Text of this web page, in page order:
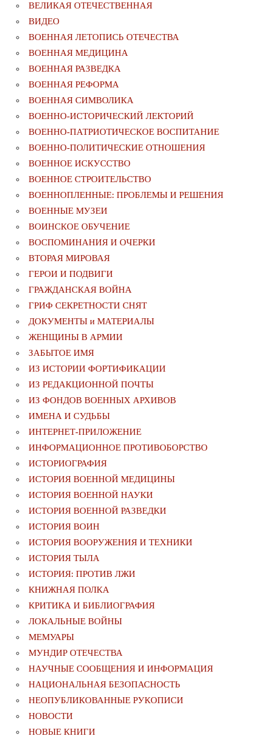
ВЕЛИКАЯ ОТЕЧЕСТВЕННАЯ
ВИДЕО
ВОЕННАЯ ЛЕТОПИСЬ ОТЕЧЕСТВА
ВОЕННАЯ МЕДИЦИНА
ВОЕННАЯ РАЗВЕДКА
ВОЕННАЯ РЕФОРМА
ВОЕННАЯ СИМВОЛИКА
ВОЕННО-ИСТОРИЧЕСКИЙ ЛЕКТОРИЙ
ВОЕННО-ПАТРИОТИЧЕСКОЕ ВОСПИТАНИЕ
ВОЕННО-ПОЛИТИЧЕСКИE ОТНОШЕНИЯ
ВОЕННОЕ ИСКУССТВО
ВОЕННОЕ СТРОИТЕЛЬСТВО
ВОЕННОПЛЕННЫЕ: ПРОБЛЕМЫ И РЕШЕНИЯ
ВОЕННЫЕ МУЗЕИ
ВОИНСКОЕ ОБУЧЕНИЕ
ВОСПОМИНАНИЯ И ОЧЕРКИ
ВТОРАЯ МИРОВАЯ
ГЕРОИ И ПОДВИГИ
ГРАЖДАНСКАЯ ВОЙНА
ГРИФ СЕКРЕТНОСТИ СНЯТ
ДОКУМЕНТЫ и МАТЕРИАЛЫ
ЖЕНЩИНЫ В АРМИИ
ЗАБЫТОЕ ИМЯ
ИЗ ИСТОРИИ ФОРТИФИКАЦИИ
ИЗ РЕДАКЦИОННОЙ ПОЧТЫ
ИЗ ФОНДОВ ВОЕННЫХ АРХИВОВ
ИМЕНА И СУДЬБЫ
ИНТЕРНЕТ-ПРИЛОЖЕНИЕ
ИНФОРМАЦИОННОЕ ПРОТИВОБОРСТВО
ИСТОРИОГРАФИЯ
ИСТОРИЯ ВОЕННОЙ МЕДИЦИНЫ
ИСТОРИЯ ВОЕННОЙ НАУКИ
ИСТОРИЯ ВОЕННОЙ РАЗВЕДКИ
ИСТОРИЯ ВОИН
ИСТОРИЯ ВООРУЖЕНИЯ И ТЕХНИКИ
ИСТОРИЯ ТЫЛА
ИСТОРИЯ: ПРОТИВ ЛЖИ
КНИЖНАЯ ПОЛКА
КРИТИКА И БИБЛИОГРАФИЯ
ЛОКАЛЬНЫЕ ВОЙНЫ
МЕМУАРЫ
МУНДИР ОТЕЧЕСТВА
НАУЧНЫЕ СООБЩЕНИЯ И ИНФОРМАЦИЯ
НАЦИОНАЛЬНАЯ БЕЗОПАСНОСТЬ
НЕОПУБЛИКОВАННЫЕ РУКОПИСИ
НОВОСТИ
НОВЫЕ КНИГИ